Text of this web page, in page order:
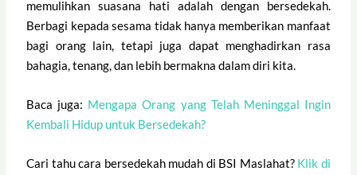
memulihkan suasana hati adalah dengan bersedekah.
Berbagi kepada sesama tidak hanya memberikan manfaat
bagi orang lain, tetapi juga dapat menghadirkan rasa
bahagia, tenang, dan lebih bermakna dalam diri kita.
Baca juga: Mengapa Orang yang Telah Meninggal Ingin
Kembali Hidup untuk Bersedekah?
Cari tahu cara bersedekah mudah di BSI Maslahat? Klik di